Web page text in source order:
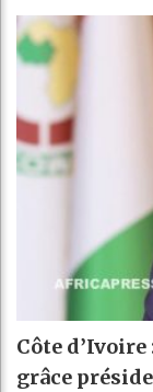
Côte d’Ivoire
grâce